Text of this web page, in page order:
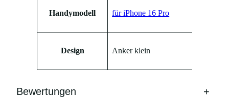
Handymodell für iPhone 16 Pro
Design Anker klein
Bewertungen +